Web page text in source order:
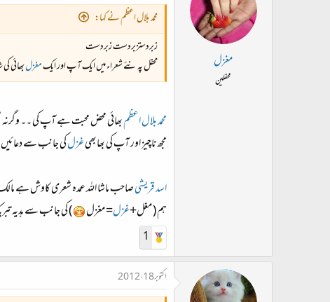
مغزل
محفلین
محمد بلال اعظم نے کہا:
زبردستزبردست زبردست
محفل پہ نئے شعراء میں ایک آپ اور ایکمغزلبھائی
محمد بلال اعظمبھائی محض محبت ہے آپ کی ۔۔ وگرنہ
مجھ ناچیز اور آپ کی بھابھیغزلکی جانب سے
اسد قریشیصاحب ماشا اللہ عمدہ شعری کاوش ہے
ہم ( مغل+غزل= مغزل ) کی جانب سے ہدیہ
1
اکتوبر 18، 2012